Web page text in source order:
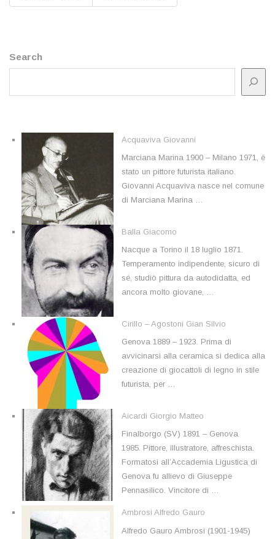
Search
Acquaviva Giovanni
Marciana Marina 1900 – Milano 1971, è
stato un pittore futurista italiano.
Giovanni Acquaviva nasce nel comune
di Marciana Marina …
Balla Giacomo
Nacque a Torino il 18 luglio 1871.
Temperamento indipendente, sicuro di
sé, studiò pittura da autodidatta, ed
ancora molto giovane, …
Cirillo – Agostoni Gian Silvio
Genova 1889 – 1923. Prima di
avvicinarsi alla ceramica si dedica alla
creazione di giocattoli di legno in stile
futurista, per …
Aicardi Giorgio Matteo
Finalborgo (SV) 1891 – Genova
1985. Pittore, illustratore, affreschista.
Formatosi all’Accademia Ligustica di
Genova fu allievo di Giuseppe
Pennasilico. Vincitore di …
Ambrosi Alfredo Gauro
Alfredo Gauro Ambrosi (1901-1945)